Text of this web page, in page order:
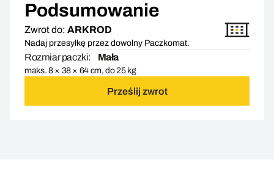
Podsumowanie
Zwrot do: ARKROD
Nadaj przesyłkę przez dowolny Paczkomat.
Rozmiar paczki: Mała
maks. 8 × 38 × 64 cm, do 25 kg
Prześlij zwrot